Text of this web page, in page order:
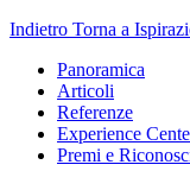
Indietro Torna a
Panoramica
Articoli
Referenze
Experience
Premi e